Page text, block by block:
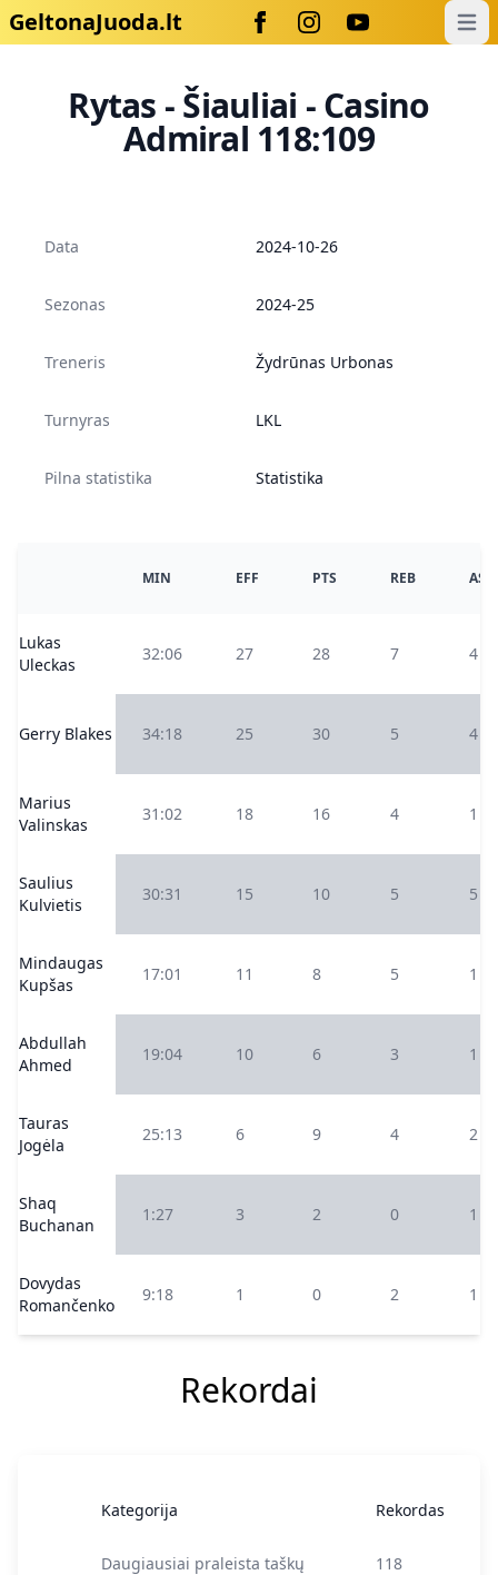
GeltonaJuoda.lt
Rytas - Šiauliai - Casino
Admiral 118:109
Data 2024-10-26
Sezonas 2024-25
Treneris Žydrūnas Urbonas
Turnyras LKL
Pilna statistika Statistika
MIN EFF PTS REB AS
Lukas
Uleckas
32:06 27 28 7 4
Gerry Blakes 34:18 25 30 5 4
Marius
Valinskas
31:02 18 16 4 1
Saulius
Kulvietis
30:31 15 10 5 5
Mindaugas
Kupšas
17:01 11 8 5 1
Abdullah
Ahmed
19:04 10 6 3 1
Tauras
Jogėla
25:13 6 9 4 2
Shaq
Buchanan
1:27 3 2 0 1
Dovydas
Romančenko
9:18 1 0 2 1
Rekordai
Kategorija Rekordas
Daugiausiai praleista taškų 118